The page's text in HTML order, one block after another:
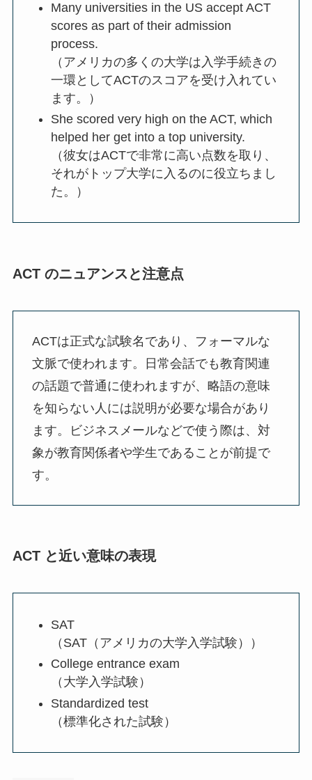
Many universities in the US accept ACT
scores as part of their admission
process.
（アメリカの多くの大学は入学手続きの
一環としてACTのスコアを受け入れてい
ます。）
She scored very high on the ACT, which
helped her get into a top university.
（彼女はACTで非常に高い点数を取り、
それがトップ大学に入るのに役立ちまし
た。）
ACT のニュアンスと注意点
ACTは正式な試験名であり、フォーマルな
文脈で使われます。日常会話でも教育関連
の話題で普通に使われますが、略語の意味
を知らない人には説明が必要な場合があり
ます。ビジネスメールなどで使う際は、対
象が教育関係者や学生であることが前提で
す。
ACT と近い意味の表現
SAT
（SAT（アメリカの大学入学試験））
College entrance exam
（大学入学試験）
Standardized test
（標準化された試験）